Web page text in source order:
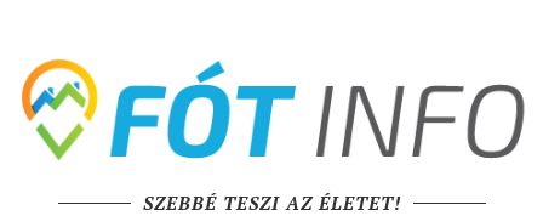
SZEBBÉ TESZI AZ ÉLETET!